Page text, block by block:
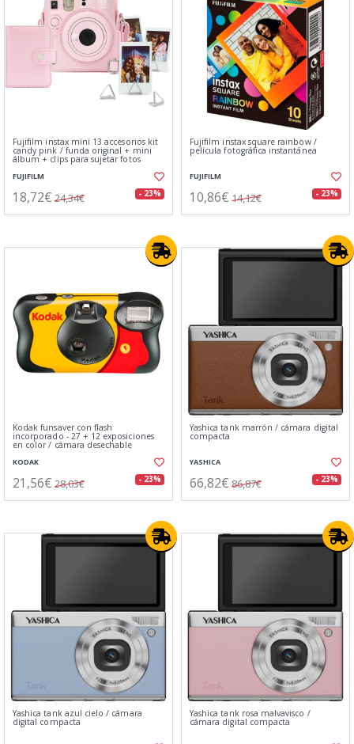
Fujifilm instax mini 13 accesorios kit
candy pink / funda original + mini
álbum + clips para sujetar fotos
FUJIFILM
18,72€ 24,34€ - 23%
Fujifilm instax square rainbow /
película fotográfica instantánea
FUJIFILM
10,86€ 14,12€ - 23%
Kodak funsaver con flash
incorporado - 27 + 12 exposiciones
en color / cámara desechable
KODAK
21,56€ 28,03€ - 23%
Yashica tank marrón / cámara digital
compacta
YASHICA
66,82€ 86,87€ - 23%
Yashica tank azul cielo / cámara
digital compacta
Yashica tank rosa malvavisco /
cámara digital compacta